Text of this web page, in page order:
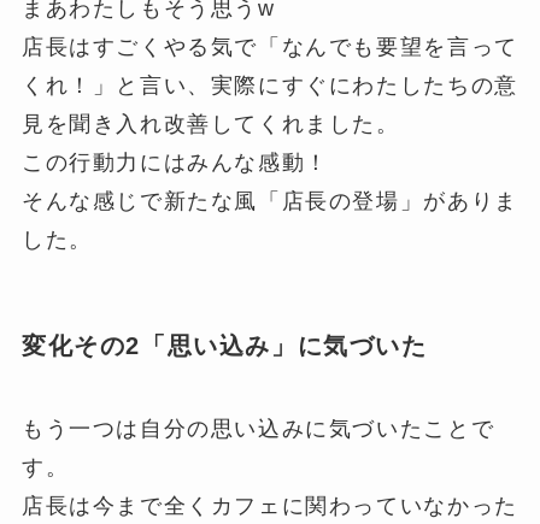
まあわたしもそう思うw
店長はすごくやる気で「なんでも要望を言って
くれ！」と言い、実際にすぐにわたしたちの意
見を聞き入れ改善してくれました。
この行動力にはみんな感動！
そんな感じで新たな風「店長の登場」がありま
した。
変化その2「思い込み」に気づいた
もう一つは自分の思い込みに気づいたことで
す。
店長は今まで全くカフェに関わっていなかった